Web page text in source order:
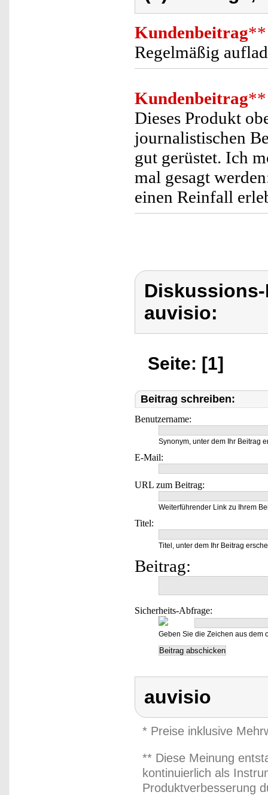
Kundenbeitrag**
Regelmäßig
Kundenbeitrag**
Dieses Produkt
journalistischen
gut gerüstet. Ich
mal gesagt
einen Reinfall
auvisio:
Seite: [1]
Beitrag schreiben:
Benutzername:
Synonym, unter dem Ihr Beitrag
E-Mail:
URL zum Beitrag:
Weiterführender Link zu Ihrem
Titel:
Titel, unter dem Ihr Beitrag
Beitrag:
Sicherheits-Abfrage:
Geben Sie die Zeichen aus dem
auvisio
* Preise inklusive
** Diese Meinung
kontinuierlich als
Produktverbesserung